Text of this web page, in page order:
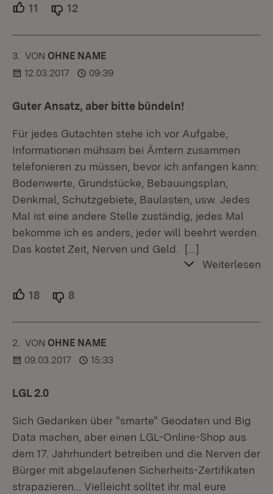
11 Unterstützer.
12
3. KOMMENTAR
VON :OHNE NAME
12.03.2017
09:39
Guter Ansatz, aber bitte bündeln!
Für jedes Gutachten stehe ich vor Aufgabe,
Informationen mühsam bei Ämtern zusammen
telefonieren zu müssen, bevor ich anfangen kann:
Bodenwerte, Grundstücke, Bebauungsplan,
Denkmal, Schutzgebiete, Baulasten, usw. Jedes
Mal ist eine andere Stelle zuständig, jedes Mal
bekomme ich es anders, jeder will beehrt werden.
Das kostet Zeit, Nerven und Geld.
[…]
Weiterlesen
18 Unterstützer.
8
2. KOMMENTAR
VON :OHNE NAME
09.03.2017
15:33
LGL 2.0
Sich Gedanken über "smarte" Geodaten und Big
Data machen, aber einen LGL-Online-Shop aus
dem 17. Jahrhundert betreiben und die Nerven der
Bürger mit abgelaufenen Sicherheits-Zertifikaten
strapazieren... Vielleicht solltet ihr mal eure